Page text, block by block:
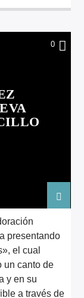
0
presentando
el cual
un canto de
y en su
a través de